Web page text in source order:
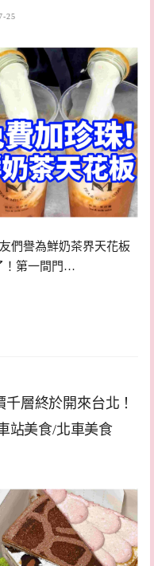
25
們譽為鮮奶茶界天花板
！第一間門…
層終於開來台北！
站美食/北車美食